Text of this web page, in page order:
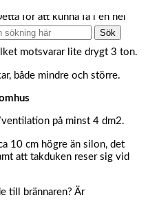
Sök
man välja en silo som
för att kunna få i en hel
motsvarar lite drygt 3 ton.
både mindre och större.
på minst 4 dm2.
10 cm högre än silon, det
att takduken reser sig vid
till brännaren? Är